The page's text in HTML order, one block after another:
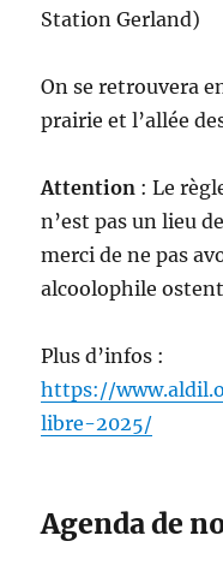
Station Gerland)
On se retrouvera
prairie et l’allée
Attention : Le
n’est pas un lieu
merci de ne pas
alcoolophile
Plus d’infos :
https://
libre-2025/
Agenda de